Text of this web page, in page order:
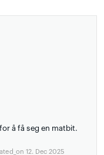
å få seg en matbit.
12. Dec 2025